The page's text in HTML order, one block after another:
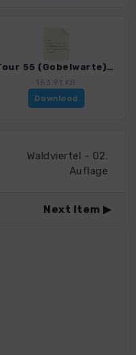
Tour 55 (Gobelwarte)_4050_2.gpx
153.91 KB
Download
Waldviertel - 02.
Auflage
Next Item